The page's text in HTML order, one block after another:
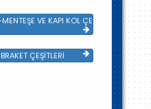
VE KAPI KOL ÇEŞİTLERİ
ÇEŞİTLERİ